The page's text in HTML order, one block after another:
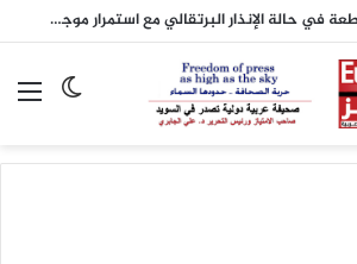
فرنسا تضع 12 مقاطعة في حالة الإنذار البرتقالي مع استمرار موجة الحر
الوضع